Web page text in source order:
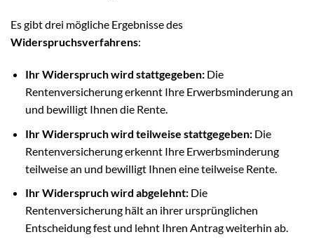
Es gibt drei mögliche Ergebnisse des
Widerspruchsverfahrens:
Ihr Widerspruch wird stattgegeben:Die
Rentenversicherung erkennt Ihre Erwerbsminderung an
und bewilligt Ihnen die Rente.
Ihr Widerspruch wird teilweise stattgegeben:Die
Rentenversicherung erkennt Ihre Erwerbsminderung
teilweise an und bewilligt Ihnen eine teilweise Rente.
Ihr Widerspruch wird abgelehnt:Die
Rentenversicherung hält an ihrer ursprünglichen
Entscheidung fest und lehnt Ihren Antrag weiterhin ab.